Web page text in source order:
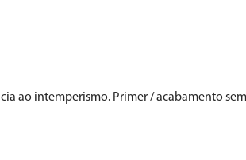
ao intemperismo. Primer / acabamento